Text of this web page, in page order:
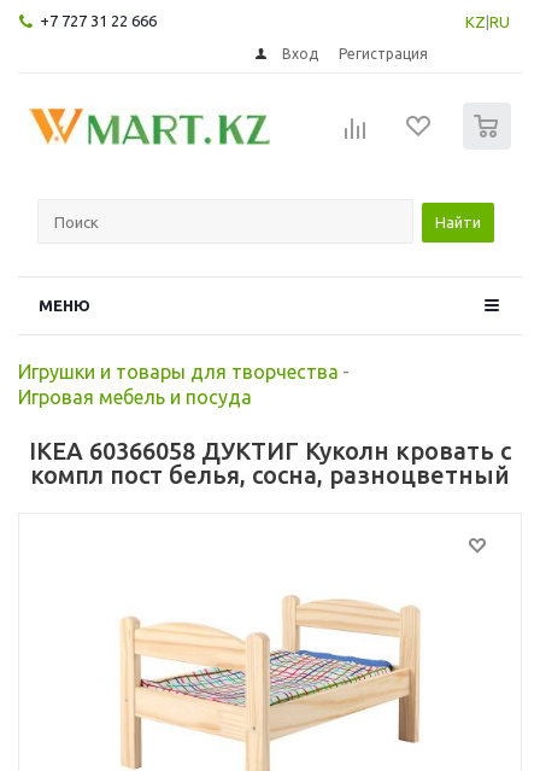
+7 727 31 22 666 KZ RU
Вход Регистрация
Найти
МЕНЮ
Игрушки и товары для творчества -
Игровая мебель и посуда
IKEA 60366058 ДУКТИГ Куколн кровать с
компл пост белья, сосна, разноцветный